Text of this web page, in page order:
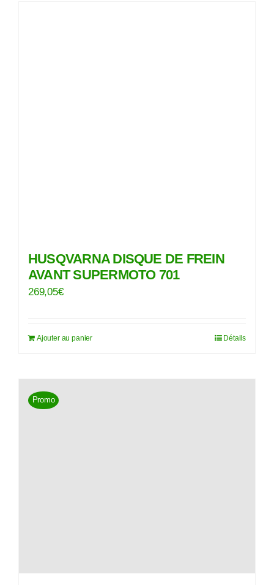
HUSQVARNA DISQUE DE FREIN
AVANT SUPERMOTO 701
269,05€
Ajouter au panier Détails
Promo